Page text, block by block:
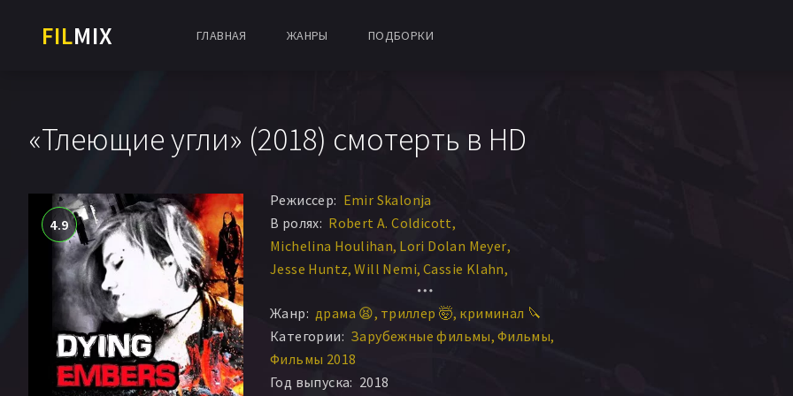
FILMIX ГЛАВНАЯ ЖАНРЫ ПОДБОРКИ
«Тлеющие угли» (2018) смотерть в HD
4.9
Режиссер: Emir Skalonja
В ролях: Robert A. Coldicott
Michelina Houlihan Lori Dolan Meyer
Jesse Huntz Will Nemi Cassie Klahn
Кристал Шенк
Samantha Grisanti
Жанр: драма 😫 триллер 🤯 криминал 🔪
Категории: Зарубежные фильмы Фильмы
Фильмы 2018
Год выпуска: 2018